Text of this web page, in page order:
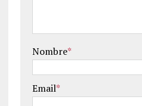
Nombre*
Email*